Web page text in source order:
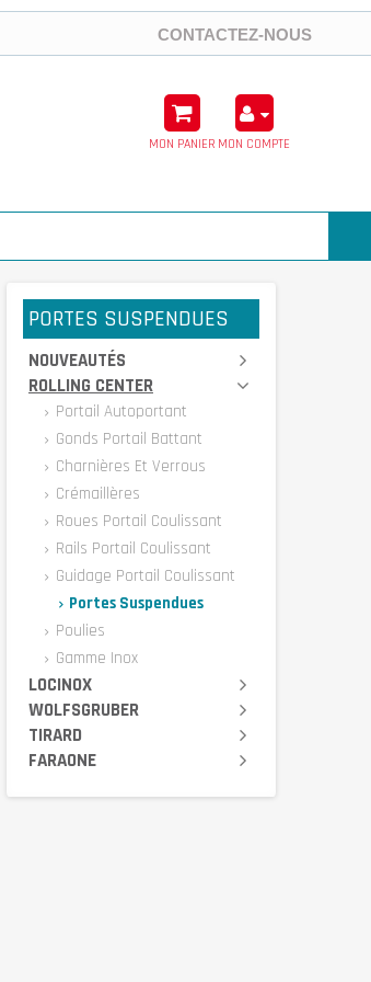
CONTACTEZ-NOUS
MON PANIER MON COMPTE
PORTES SUSPENDUES
NOUVEAUTÉS
ROLLING CENTER
Portail Autoportant
Gonds Portail Battant
Charnières Et Verrous
Crémaillères
Roues Portail Coulissant
Rails Portail Coulissant
Guidage Portail Coulissant
Portes Suspendues
Poulies
Gamme Inox
LOCINOX
WOLFSGRUBER
TIRARD
FARAONE